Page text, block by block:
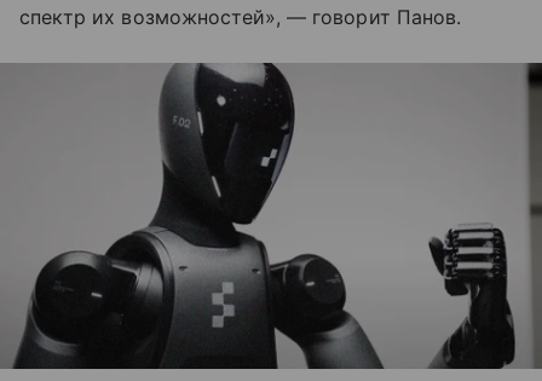
спектр их возможностей», — говорит Панов.